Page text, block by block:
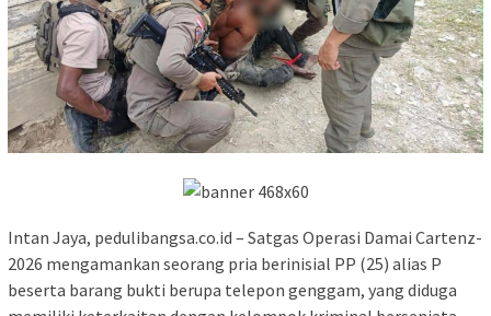
Intan Jaya, pedulibangsa.co.id – Satgas Operasi Damai Cartenz-
2026 mengamankan seorang pria berinisial PP (25) alias P
beserta barang bukti berupa telepon genggam, yang diduga